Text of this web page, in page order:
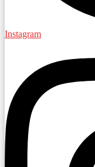
Instagram